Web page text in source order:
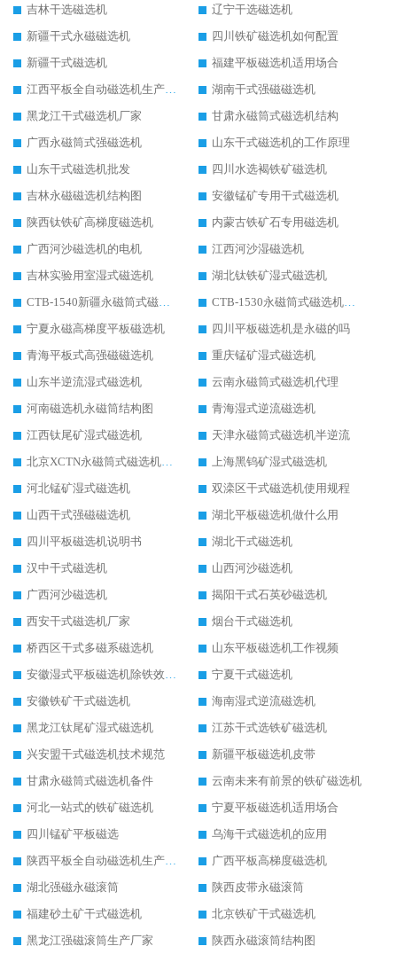
吉林干选磁选机
辽宁干选磁选机
新疆干式永磁磁选机
四川铁矿磁选机如何配置
新疆干式磁选机
福建平板磁选机适用场合
江西平板全自动磁选机生产厂家
湖南干式强磁磁选机
黑龙江干式磁选机厂家
甘肃永磁筒式磁选机结构
广西永磁筒式强磁选机
山东干式磁选机的工作原理
山东干式磁选机批发
四川水选褐铁矿磁选机
吉林永磁磁选机结构图
安徽锰矿专用干式磁选机
陕西钛铁矿高梯度磁选机
内蒙古铁矿石专用磁选机
广西河沙磁选机的电机
江西河沙湿磁选机
吉林实验用室湿式磁选机
湖北钛铁矿湿式磁选机
CTB-1540新疆永磁筒式磁选机
CTB-1530永磁筒式磁选机代理商
宁夏永磁高梯度平板磁选机
四川平板磁选机是永磁的吗
青海平板式高强磁磁选机
重庆锰矿湿式磁选机
山东半逆流湿式磁选机
云南永磁筒式磁选机代理
河南磁选机永磁筒结构图
青海湿式逆流磁选机
江西钛尾矿湿式磁选机
天津永磁筒式磁选机半逆流
北京XCTN永磁筒式磁选机磁块位置
上海黑钨矿湿式磁选机
河北锰矿湿式磁选机
双滦区干式磁选机使用规程
山西干式强磁磁选机
湖北平板磁选机做什么用
四川平板磁选机说明书
湖北干式磁选机
汉中干式磁选机
山西河沙磁选机
广西河沙磁选机
揭阳干式石英砂磁选机
西安干式磁选机厂家
烟台干式磁选机
桥西区干式多磁系磁选机
山东平板磁选机工作视频
安徽湿式平板磁选机除铁效果怎么样
宁夏干式磁选机
安徽铁矿干式磁选机
海南湿式逆流磁选机
黑龙江钛尾矿湿式磁选机
江苏干式选铁矿磁选机
兴安盟干式磁选机技术规范
新疆平板磁选机皮带
甘肃永磁筒式磁选机备件
云南未来有前景的铁矿磁选机
河北一站式的铁矿磁选机
宁夏平板磁选机适用场合
四川锰矿平板磁选
乌海干式磁选机的应用
陕西平板全自动磁选机生产厂家
广西平板高梯度磁选机
湖北强磁永磁滚筒
陕西皮带永磁滚筒
福建砂土矿干式磁选机
北京铁矿干式磁选机
黑龙江强磁滚筒生产厂家
陕西永磁滚筒结构图